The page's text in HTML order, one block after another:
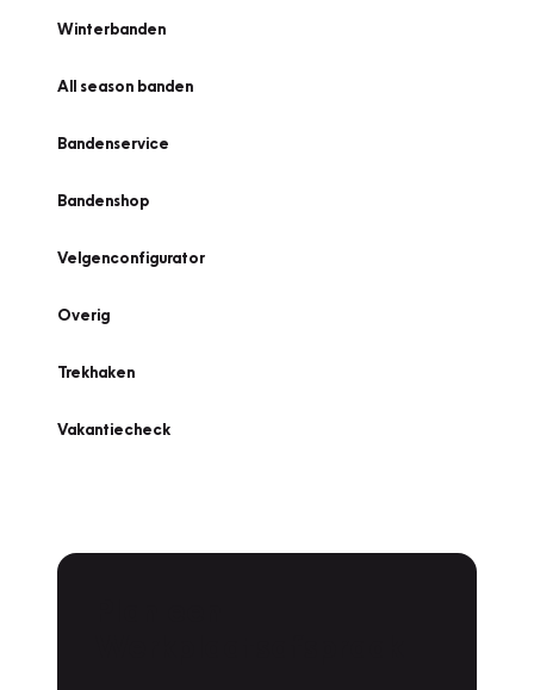
Winterbanden
All season banden
Bandenservice
Bandenshop
Velgenconfigurator
Overig
Trekhaken
Vakantiecheck